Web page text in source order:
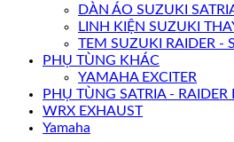
DÀN ÁO SUZUKI
LINH KIỆN SUZUKI
TEM SUZUKI RAIDER -
PHỤ TÙNG KHÁC
YAMAHA EXCITER
PHỤ TÙNG SATRIA - RAIDER
WRX EXHAUST
Yamaha